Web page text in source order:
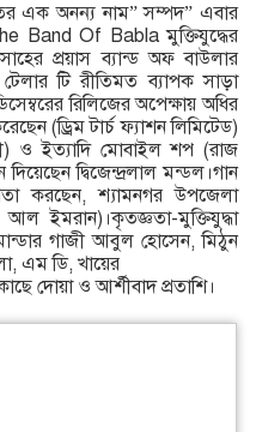
এক অনন্য নাম” সম্পদ” এবার
Band Of Babla মুক্তিযুদ্ধের
প্রয়াস ব্যান্ড অফ বাউলার
টি রীতিমত ব্যাপক সাড়া
রিলিজের অপেক্ষায় অধির
(ড্রিম টার্চ ফ্যাশন লিমিটেড)
ও ইত্যাদি মোবাইল শপ (রাজ
দ্বিজেন্দ্রলাল মন্ডল।গান
করছেন, শ্যামনগর উপজেলা
আল ইমরান)।কৃতজ্ঞতা-মুক্তিযুদ্ধা
গাজী আবুল হোসেন, মিঠুন
এম ডি, খায়ের
দোয়া ও আর্শীবাদ প্রতাশি।